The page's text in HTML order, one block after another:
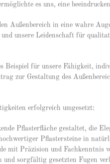
es uns, eine
Außenbereich in eine wahre
unsere Leidenschaft für
Beispiel für unsere Fähigkeit,
zur Gestaltung des
erfolgreich umgesetzt:
Pflasterfläche gestaltet, die
Pflastersteine in
mit Präzision und Fachkenntnis
und sorgfältig gesetzten Fugen